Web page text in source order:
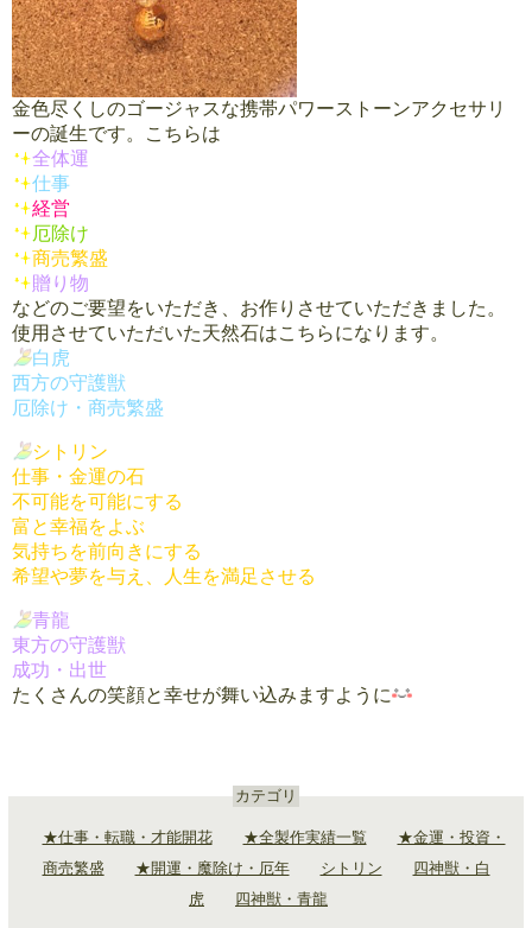
金色尽くしのゴージャスな携帯パワーストーンアクセサリ
ーの誕生です。こちらは
全体運
仕事
経営
厄除け
商売繁盛
贈り物
などのご要望をいただき、お作りさせていただきました。
使用させていただいた天然石はこちらになります。
白虎
西方の守護獣
厄除け・ 商売繁盛
シトリン
仕事・金運の石
不可能を可能にする
富と幸福をよぶ
気持ちを前向きにする
希望や夢を与え、人生を満足させる
青龍
東方の守護獣
成功・ 出世
たくさんの笑顔と幸せが舞い込みますように
カテゴリ
★仕事・転職・才能開花 ★全製作実績一覧
★金運・投資・
商売繁盛
★開運・魔除け・厄年 シトリン
四神獣・白
虎
四神獣・青龍